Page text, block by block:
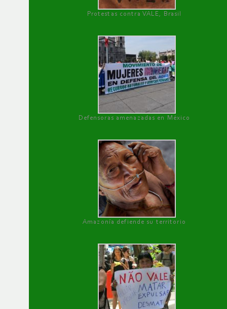
Protestas contra VALE, Brasil
Defensoras amenazadas en México
Amazonía defiende su territorio